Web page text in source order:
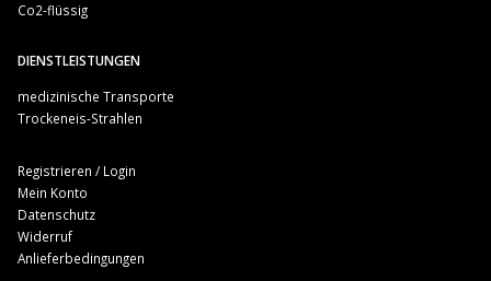
Co2-flüssig
DIENSTLEISTUNGEN
medizinische Transporte
Trockeneis-Strahlen
Registrieren / Login
Mein Konto
Datenschutz
Widerruf
Anlieferbedingungen